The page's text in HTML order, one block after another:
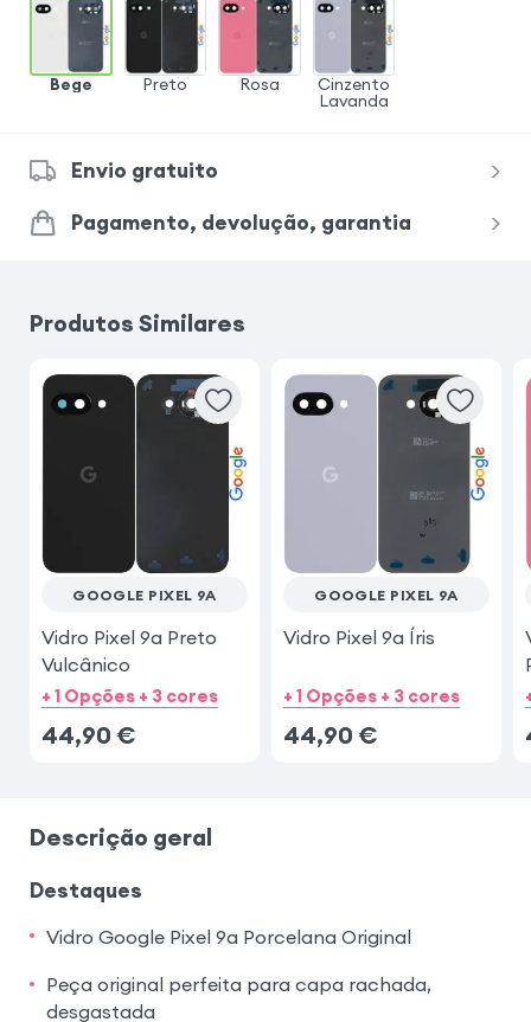
Bege Preto Rosa Cinzento
Lavanda
Envio gratuito
Pagamento, devolução, garantia
Produtos Similares
GOOGLE PIXEL 9A
Vidro Pixel 9a Preto
Vulcânico
+ 1 Opções + 3 cores
44,90 €
GOOGLE PIXEL 9A
Vidro Pixel 9a Íris
+ 1 Opções + 3 cores
44,90 €
Descrição geral
Destaques
Vidro Google Pixel 9a Porcelana Original
Peça original perfeita para capa rachada,
desgastada